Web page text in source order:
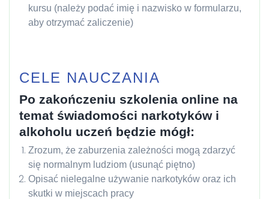
kursu (należy podać imię i nazwisko w formularzu,
aby otrzymać zaliczenie)
CELE NAUCZANIA
Po zakończeniu szkolenia online na
temat świadomości narkotyków i
alkoholu uczeń będzie mógł:
Zrozum, że zaburzenia zależności mogą zdarzyć
się normalnym ludziom (usunąć piętno)
Opisać nielegalne używanie narkotyków oraz ich
skutki w miejscach pracy